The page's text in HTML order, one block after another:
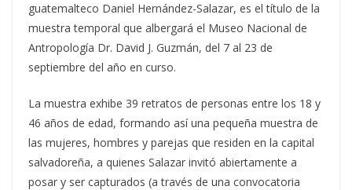
guatemalteco Daniel Hernández-Salazar, es el título de la
muestra temporal que albergará el Museo Nacional de
Antropología Dr. David J. Guzmán, del 7 al 23 de
septiembre del año en curso.
La muestra exhibe 39 retratos de personas entre los 18 y
46 años de edad, formando así una pequeña muestra de
las mujeres, hombres y parejas que residen en la capital
salvadoreña, a quienes Salazar invitó abiertamente a
posar y ser capturados (a través de una convocatoria